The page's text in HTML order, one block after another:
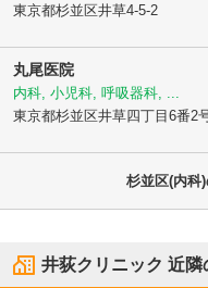
東京都杉並区井草4-5-2
丸尾医院
内科, 小児科, 呼吸器科, ...
東京都杉並区井草四丁目6番2
杉並区(内科
井荻クリニック 近隣